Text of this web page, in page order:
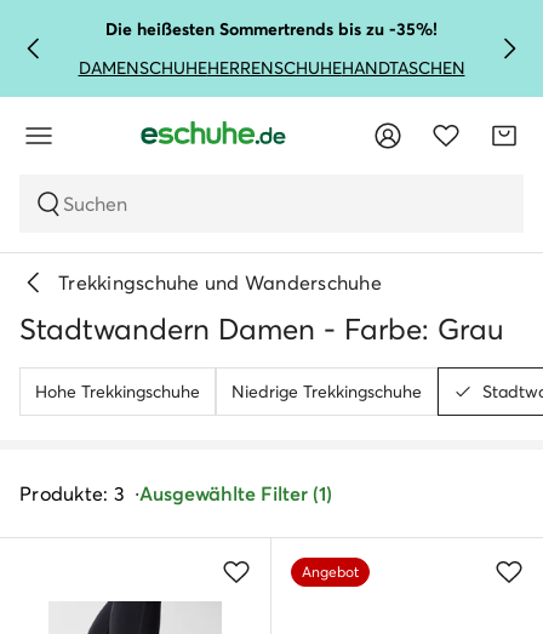
Die heißesten Sommertrends bis zu -35%!
DAMENSCHUHEHERRENSCHUHEHANDTASCHEN
Suchen
Trekkingschuhe und Wanderschuhe
Stadtwandern Damen - Farbe: Grau
Hohe Trekkingschuhe Niedrige Trekkingschuhe
Produkte: 3 Ausgewählte Filter (1)
Angebot